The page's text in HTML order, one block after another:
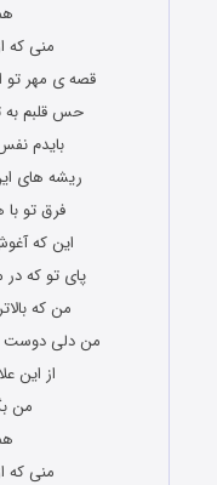
منی که
قصه ی مهر تو
حس قلبم به
بایدم
ریشه های
فرق تو با
این که
پای تو که
من که
من دلی دوست
از این
من
منی که